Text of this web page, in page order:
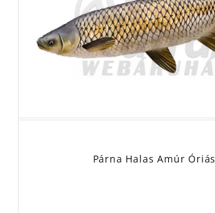
Párna Halas Amúr Óriás